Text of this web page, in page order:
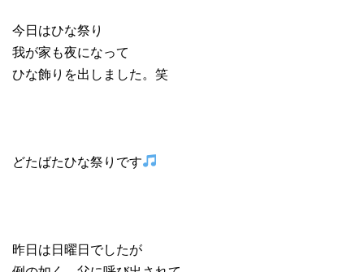
今日はひな祭り
我が家も夜になって
ひな飾りを出しました。笑
どたばたひな祭りです
昨日は日曜日でしたが